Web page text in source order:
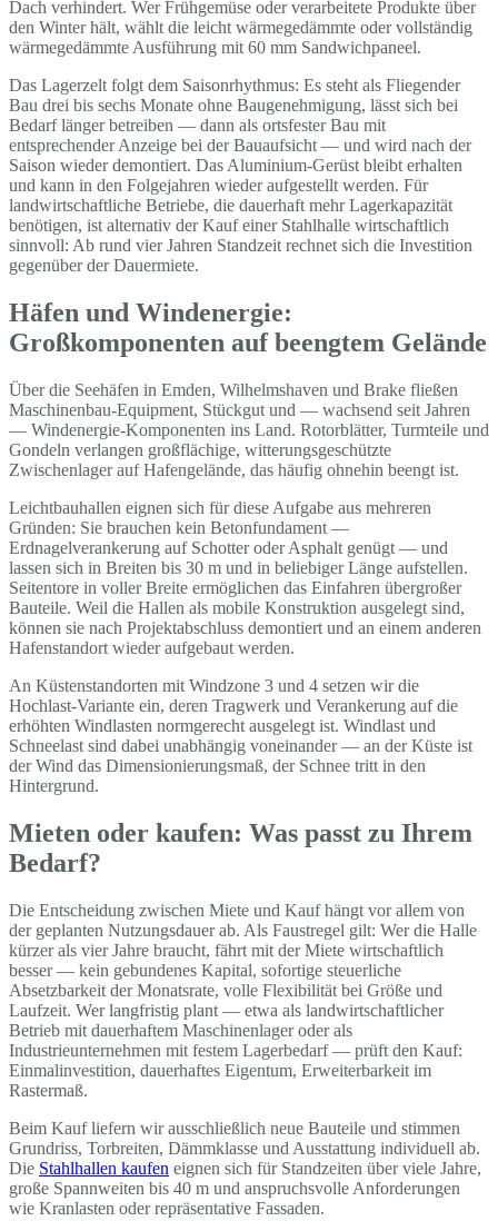
Dach verhindert. Wer Frühgemüse oder verarbeitete Produkte über
den Winter hält, wählt die leicht wärmegedämmte oder vollständig
wärmegedämmte Ausführung mit 60 mm Sandwichpaneel.
Das Lagerzelt folgt dem Saisonrhythmus: Es steht als Fliegender
Bau drei bis sechs Monate ohne Baugenehmigung, lässt sich bei
Bedarf länger betreiben — dann als ortsfester Bau mit
entsprechender Anzeige bei der Bauaufsicht — und wird nach der
Saison wieder demontiert. Das Aluminium-Gerüst bleibt erhalten
und kann in den Folgejahren wieder aufgestellt werden. Für
landwirtschaftliche Betriebe, die dauerhaft mehr Lagerkapazität
benötigen, ist alternativ der Kauf einer Stahlhalle wirtschaftlich
sinnvoll: Ab rund vier Jahren Standzeit rechnet sich die Investition
gegenüber der Dauermiete.
Häfen und Windenergie:
Großkomponenten auf beengtem Gelände
Über die Seehäfen in Emden, Wilhelmshaven und Brake fließen
Maschinenbau-Equipment, Stückgut und — wachsend seit Jahren
— Windenergie-Komponenten ins Land. Rotorblätter, Turmteile und
Gondeln verlangen großflächige, witterungsgeschützte
Zwischenlager auf Hafengelände, das häufig ohnehin beengt ist.
Leichtbauhallen eignen sich für diese Aufgabe aus mehreren
Gründen: Sie brauchen kein Betonfundament —
Erdnagelverankerung auf Schotter oder Asphalt genügt — und
lassen sich in Breiten bis 30 m und in beliebiger Länge aufstellen.
Seitentore in voller Breite ermöglichen das Einfahren übergroßer
Bauteile. Weil die Hallen als mobile Konstruktion ausgelegt sind,
können sie nach Projektabschluss demontiert und an einem anderen
Hafenstandort wieder aufgebaut werden.
An Küstenstandorten mit Windzone 3 und 4 setzen wir die
Hochlast-Variante ein, deren Tragwerk und Verankerung auf die
erhöhten Windlasten normgerecht ausgelegt ist. Windlast und
Schneelast sind dabei unabhängig voneinander — an der Küste ist
der Wind das Dimensionierungsmaß, der Schnee tritt in den
Hintergrund.
Mieten oder kaufen: Was passt zu Ihrem
Bedarf?
Die Entscheidung zwischen Miete und Kauf hängt vor allem von
der geplanten Nutzungsdauer ab. Als Faustregel gilt: Wer die Halle
kürzer als vier Jahre braucht, fährt mit der Miete wirtschaftlich
besser — kein gebundenes Kapital, sofortige steuerliche
Absetzbarkeit der Monatsrate, volle Flexibilität bei Größe und
Laufzeit. Wer langfristig plant — etwa als landwirtschaftlicher
Betrieb mit dauerhaftem Maschinenlager oder als
Industrieunternehmen mit festem Lagerbedarf — prüft den Kauf:
Einmalinvestition, dauerhaftes Eigentum, Erweiterbarkeit im
Rastermaß.
Beim Kauf liefern wir ausschließlich neue Bauteile und stimmen
Grundriss, Torbreiten, Dämmklasse und Ausstattung individuell ab.
Die Stahlhallen kaufen eignen sich für Standzeiten über viele Jahre,
große Spannweiten bis 40 m und anspruchsvolle Anforderungen
wie Kranlasten oder repräsentative Fassaden.